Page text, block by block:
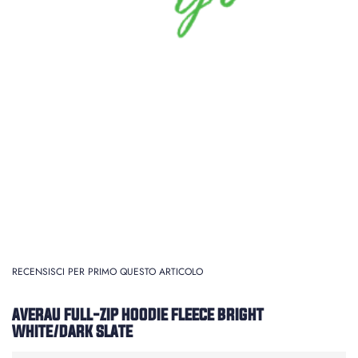
RECENSISCI PER PRIMO QUESTO ARTICOLO
AVERAU FULL-ZIP HOODIE FLEECE BRIGHT
WHITE/DARK SLATE